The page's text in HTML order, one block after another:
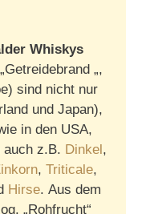
Whiskys
„,
sind nicht nur
und Japan),
in den USA,
auch z.B. Dinkel,
, Triticale,
Hirse. Aus dem
„Rohfrucht“